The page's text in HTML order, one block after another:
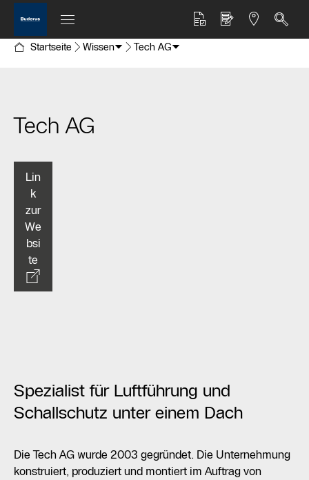
Startseite Wissen Tech AG
Tech AG
Lin
k
zur
We
bsi
te
Spezialist für Luftführung und
Schallschutz unter einem Dach
Die Tech AG wurde 2003 gegründet. Die Unternehmung
konstruiert, produziert und montiert im Auftrag von